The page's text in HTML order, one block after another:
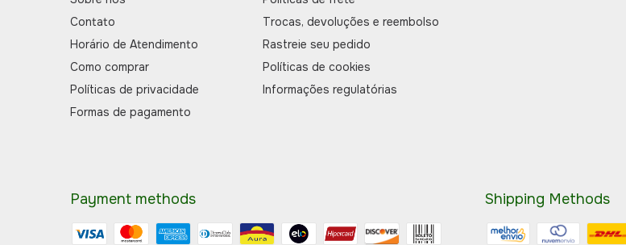
Contato
Horário de Atendimento
Como comprar
Políticas de privacidade
Formas de pagamento
Trocas, devoluções e reembolso
Rastreie seu pedido
Políticas de cookies
Informações regulatórias
Payment methods Shipping Methods